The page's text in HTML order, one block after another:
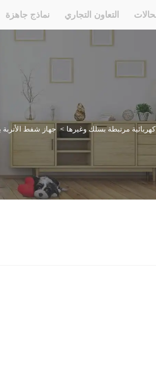
نماذج جاهزة التعاون التجاري
مرتبطة بسلك وغيرها > جهاز شفط الأتربة